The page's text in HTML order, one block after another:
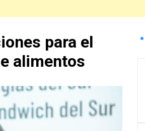
para el
alimentos